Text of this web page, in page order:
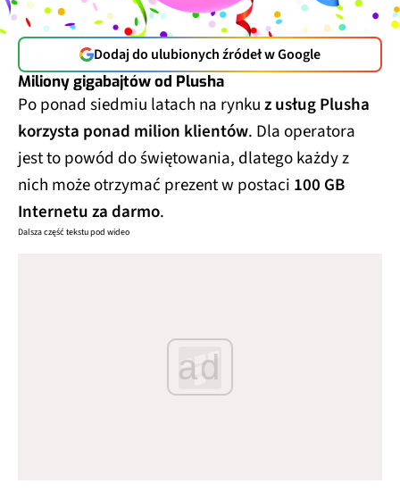
Dodaj do ulubionych źródeł w Google
Miliony gigabajtów od Plusha
Po ponad siedmiu latach na rynkuz usług Plusha
korzysta ponad milion klientów. Dla operatora
jest to powód do świętowania, dlatego każdy z
nich może otrzymać prezent w postaci 100 GB
Internetu za darmo.
Dalsza część tekstu pod wideo
ad